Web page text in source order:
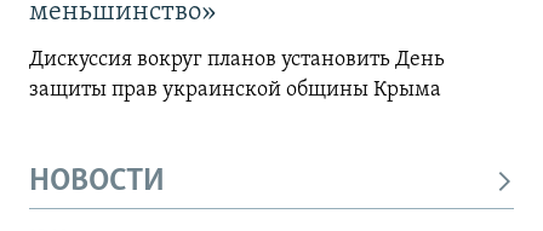
меньшинство»
Дискуссия вокруг планов установить День
защиты прав украинской общины Крыма
НОВОСТИ